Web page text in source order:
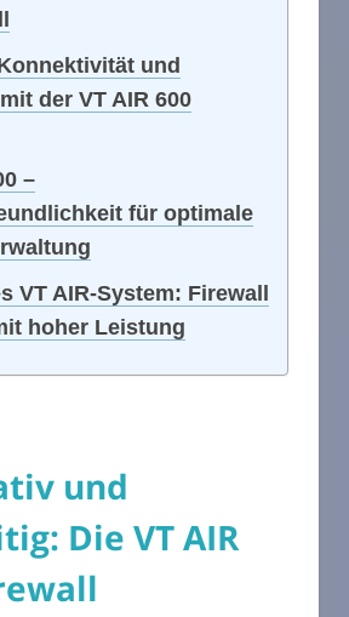
und
der VT AIR 600
–
für optimale
VT AIR-System: Firewall
hoher Leistung
und
Die VT AIR